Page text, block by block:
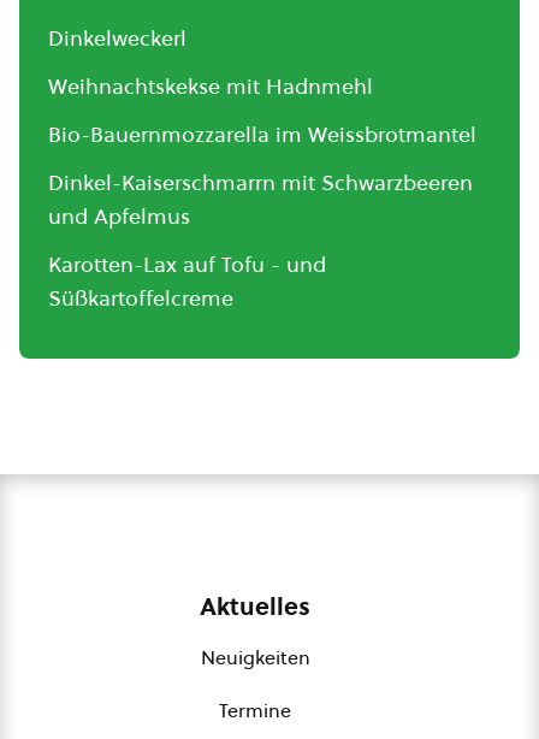
Dinkelweckerl
Weihnachtskekse mit Hadnmehl
Bio-Bauernmozzarella im Weissbrotmantel
Dinkel-Kaiserschmarrn mit Schwarzbeeren
und Apfelmus
Karotten-Lax auf Tofu - und
Süßkartoffelcreme
Aktuelles
Neuigkeiten
Termine